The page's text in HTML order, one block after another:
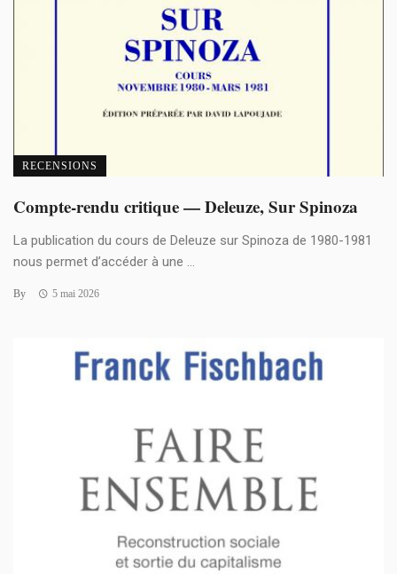
RECENSIONS
Compte-rendu critique — Deleuze, Sur Spinoza
La publication du cours de Deleuze sur Spinoza de 1980-1981
nous permet d’accéder à une ...
By 5 mai 2026